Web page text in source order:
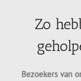
Zo
Bezoekers van